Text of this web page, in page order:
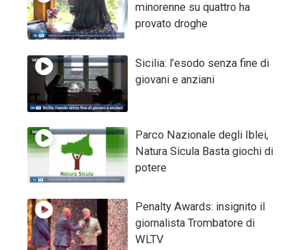
minorenne su quattro ha
provato droghe
Sicilia: l’esodo senza fine di
giovani e anziani
Parco Nazionale degli Iblei,
Natura Sicula Basta giochi di
potere
Penalty Awards: insignito il
giornalista Trombatore di
WLTV